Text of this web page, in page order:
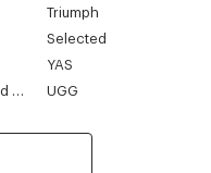
Triumph
Selected
YAS
Magasin du Nord Collection UGG